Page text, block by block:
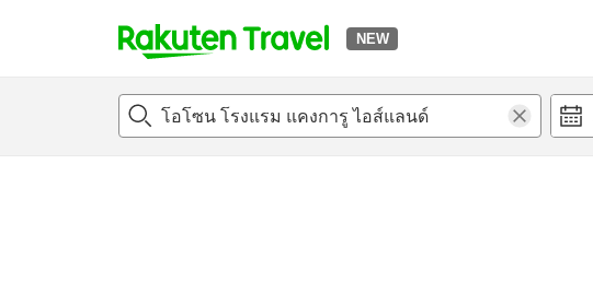
NEW
t
p
แนะนำที่พักห้องพักและแพลนพัก รีวิวสิ่่งอำนวยความสะดวก